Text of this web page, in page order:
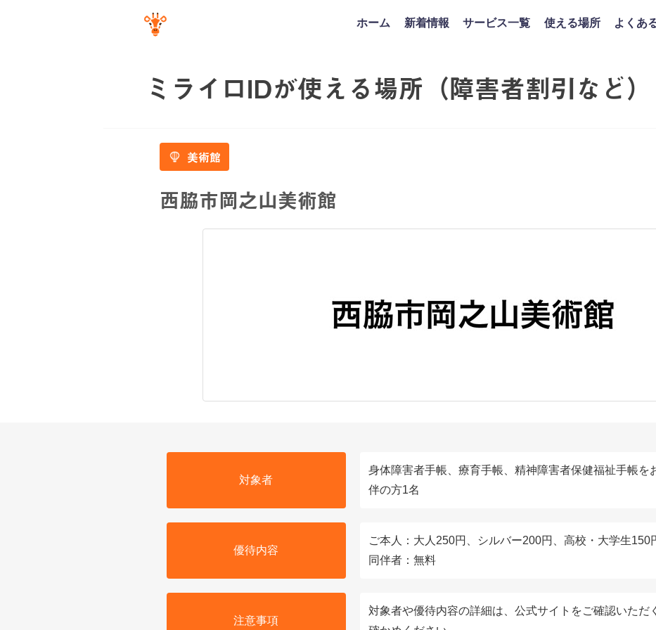
ホーム 新着情報 サービス一覧 使える場所 よくあ
ミライロIDが使える場所（障害者割引など）
美術館
西脇市岡之山美術館
対象者
身体障害者手帳、療育手帳、精神障害者保健福祉手帳を
伴の方1名
優待内容
ご本人：大人250円、シルバー200円、高校・大学生150
同伴者：無料
注意事項
対象者や優待内容の詳細は、公式サイトをご確認いただ